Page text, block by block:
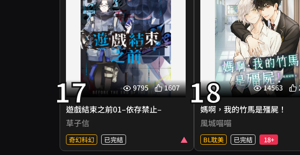
恐怖NPC：？？？主、主宰吩咐過
要善待他……可是他爆雷了怎麼
辦？我們只是打工的啊！快請示主
宰！
主宰坐在高處，臉上帶著僵硬卻不
失優雅的微笑：「你不乖，要接受
懲罰。」
然而，在一場生日派對上，光
闖進了她的生命！沐恩邀請的
之約，讓芷彤第一次感受到無
止的悸
芷彤一直都想要有個自己的家
橫在兩人之間的，是懸殊的身
異——她該怎麼去突破藩籬
如何用沾染鮮血的手，開創
的甜蜜未來
17 9795 1607
高智商玩家╳偏執系犯罪者
殺戮、生存、信任、背叛，歡迎一
起加入這場死亡遊戲──
意外收到尋人委託，左牧被迫登上
無人孤島，參加一場隨時會危及性
命的死亡遊戲。黑暗中的莫名耳
語，無處不在的詭異窺視，當殺戮
變成唯一選擇，只有遵循規則，才
能獲得一線生機。
而參加遊戲的第一步－－「左牧先
生，請先找到你的犯罪者搭檔。」
遊戲結束之前01–依存禁止–
草子信
奇幻科幻 已完結
18 14563
虞書沅的青春裡，一直住著名
珩的男孩；簡珩是他追逐的
但是，這個從小一起長大的校
神，竟感染了「殭屍病毒
「如果不想被咬，就幫我咬
「靠，都什麼時候了還開玩笑
在病毒失控與情感交纏的混
中，虞書沅才漸漸發
原來，自己也是簡珩的救贖、
媽啊，我的竹馬是殭屍！
風城喵喵
BL耽美 已完結 18+